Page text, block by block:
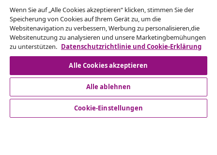
Vom Vertrag zurücktreten
Reiche einen Widerrufsantrag für deine Bestellung
ein.
Vom Vertrag zurücktreten
Kundenservice
Wenn Sie auf „Alle Cookies akzeptieren“ klicken, stimmen Sie der
Speicherung von Cookies auf Ihrem Gerät zu, um die
Websitenavigation zu verbessern, Werbung zu personalisieren,die
Websitenutzung zu analysieren und unsere Marketingbemühungen
zu unterstützen. Datenschutzrichtlinie und Cookie-Erklärung
Alle Cookies akzeptieren
Alle ablehnen
Cookie-Einstellungen